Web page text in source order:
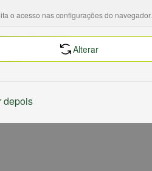
o acesso nas configurações do navegador.
Alterar
depois